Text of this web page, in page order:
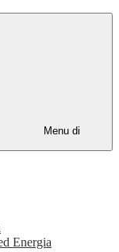
Menu di
Energia